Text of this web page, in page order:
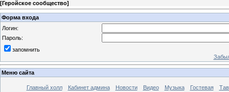
[Геройское сообщество]
Форма входа
Логин:
Пароль:
запомнить
Меню сайта
Главный холл Кабинет админа Новости Видео Музыка Гостевая